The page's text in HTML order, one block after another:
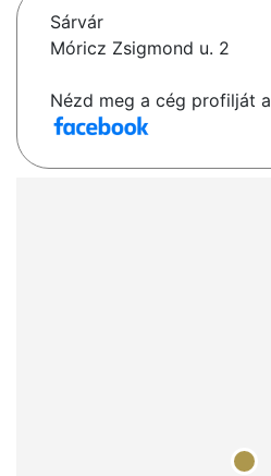
Sárvár
Móricz Zsigmond u. 2
Nézd meg a cég profilját a